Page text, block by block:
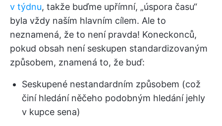
v týdnu, takže buďme upřímní, „úspora času“
byla vždy naším hlavním cílem. Ale to
neznamená, že to není pravda! Koneckonců,
pokud obsah není seskupen standardizovaným
způsobem, znamená to, že buď:
Seskupené nestandardním způsobem (což
činí hledání něčeho podobným hledání jehly
v kupce sena)